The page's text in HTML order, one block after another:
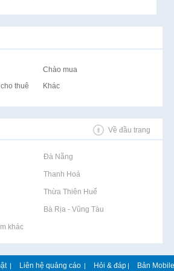
Chào mua
thuê Khác
Về đầu trang
Rao vặt tại Đà Nẵng
Rao vặt tại Thanh Hoá
Rao vặt tại Thừa Thiên Huế
Rao vặt tại Bà Rịa - Vũng Tàu
khác
| Liên hệ quảng cáo | Hỏi & đáp | Bản Mobile